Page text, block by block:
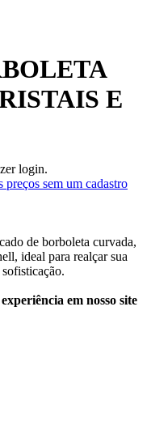
E
login.
sem um cadastro
de borboleta curvada,
ideal para realçar sua
em nosso site